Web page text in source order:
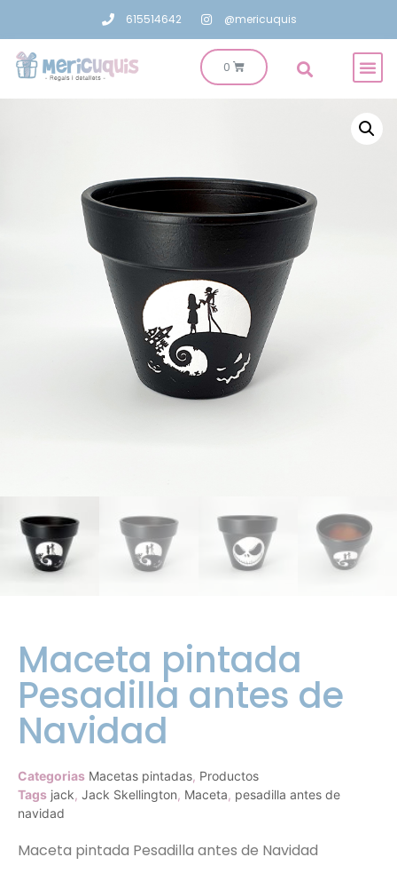
615514642 @mericuquis
Maceta pintada
Pesadilla antes de
Navidad
Categorias Macetas pintadas, Productos
Tags jack, Jack Skellington, Maceta, pesadilla antes de
navidad
Maceta pintada Pesadilla antes de Navidad